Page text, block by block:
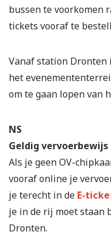
bussen te voorkomen
tickets vooraf te
Vanaf station
het
om te gaan lopen van
NS
Geldig vervoerbewijs
Als je geen OV-
vooraf online je
je terecht in de E-
je in de rij moet staan
Dronten.